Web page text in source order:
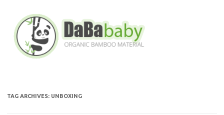
content
TAG ARCHIVES: UNBOXING